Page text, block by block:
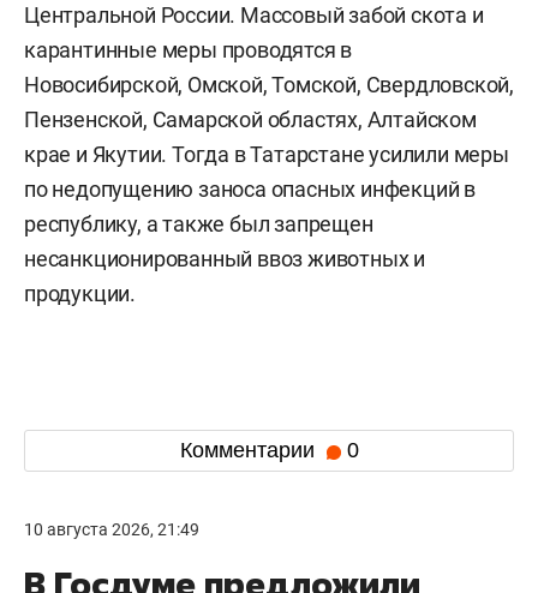
Центральной России. Массовый забой скота и
карантинные меры проводятся в
Новосибирской, Омской, Томской, Свердловской,
Пензенской, Самарской областях, Алтайском
крае и Якутии. Тогда в Татарстане усилили меры
по недопущению заноса опасных инфекций в
республику, а также был запрещен
несанкционированный ввоз животных и
продукции.
Комментарии 0
10 августа 2026, 21:49
В Госдуме предложили